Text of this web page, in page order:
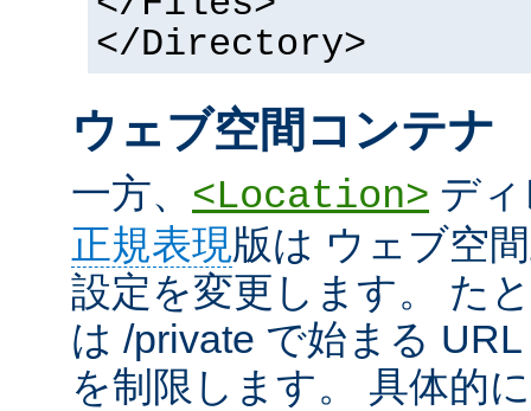
</Directory>
ウェブ空間コンテナ
一方、 <Location> デ
正規表現版は ウェブ空
設定を変更します。 た
は /private で始まる
を制限します。 具体的